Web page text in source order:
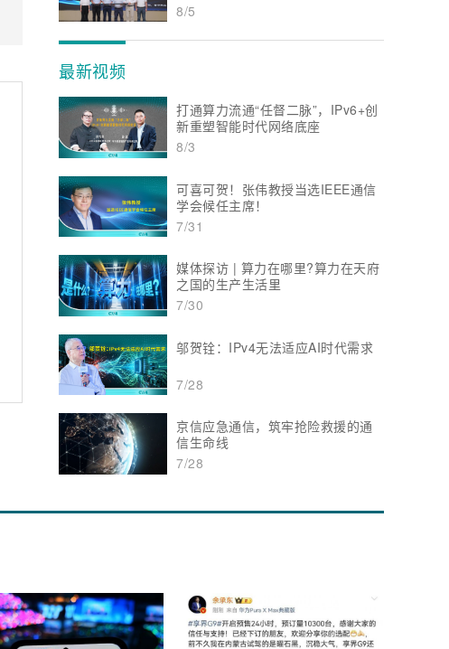
8/5
最新视频
打通算力流通“任督二脉”，IPv6+创
新重塑智能时代网络底座
8/3
可喜可贺！张伟教授当选IEEE通信
学会候任主席！
7/31
媒体探访 | 算力在哪里?算力在天府
之国的生产生活里
7/30
邬贺铨：IPv4无法适应AI时代需求
7/28
京信应急通信，筑牢抢险救援的通
信生命线
7/28